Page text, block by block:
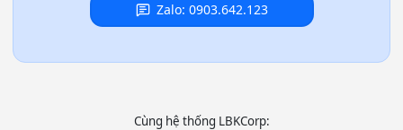
Zalo: 0903.642.123
Cùng hệ thống LBKCorp: